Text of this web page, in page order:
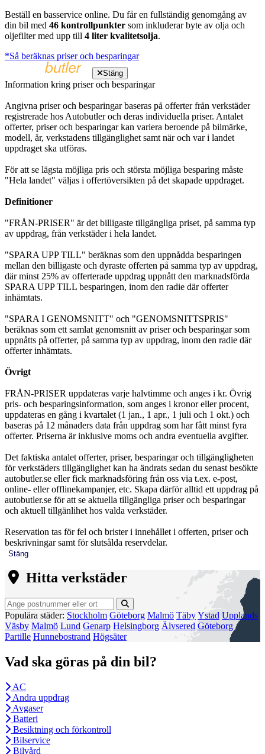
Beställ en basservice online. Du får en fullständig genomgång av
din bil med 46 kontrollpunkter som inkluderar byte av olja och
oljefilter med upp till 4 liter kvalitetsolja.
*Så beräknas priser och besparingar
Stäng
Information kring priser och besparingar
Angivna priser och besparingar baseras på offerter från verkstäder
registrerade hos Autobutler och deras individuella priser. Antalet
offerter, priser och besparingar kan variera beroende på bilmärke,
modell, år, verkstadens tillgänglighet samt när och var i landet
uppdraget ska utföras.
För att se lägsta möjliga pris och största möjliga besparing måste
"Hela landet" väljas i offertöversikten på det skapade uppdraget.
Definitioner
"FRÅN-PRISER" är det billigaste tillgängliga priset, på samma typ
av uppdrag, från verkstäder i hela landet.
"SPARA UPP TILL" beräknas som den uppnådda besparingen
mellan den billigaste och dyraste offerten på samma typ av uppdrag,
där minst 25% av offerterade uppdrag uppnått den marknadsförda
SPARA UPP TILL besparingen, inom den radie där offerter
inhämtats.
"SPARA I GENOMSNITT" och "GENOMSNITTSPRIS"
beräknas som ett samlat genomsnitt av priser och besparingar som
uppnåtts på offerter, på samma typ av uppdrag, inom den radie där
offerter inhämtats.
Övrigt
FRÅN-PRISER uppdateras varje halvtimme och anges i kr. Övrig
pris- och besparingsinformation, som anges i kronor eller procent,
uppdateras en gång i kvartalet (1 jan., 1 apr., 1 juli och 1 okt.) och
baseras på 12 månaders data från uppdrag som har fått minst fyra
offerter. Priserna är inklusive moms och andra eventuella avgifter.
Det faktiska antalet offerter, priser, besparingar och tillgängligheten
för verkstäders tillgänglighet kan ha ändrats sedan du senast besökte
autobutler.se eller fick marknadsföring från oss via t.ex. e-post,
online- eller offlinekampanjer, etc. Skapa därför alltid ett uppdrag på
autobutler.se för att se aktuella tillgängliga priser och besparingar
och aktuell tillgänlihet hos valda verkstäder.
Reservation tas för fel och brister i innehållet i offerten, priser och
beskrivningar samt för slutsålda reservdelar.
Stäng
Hitta verkstäder
Populära städer: Stockholm Göteborg Malmö TäbyYstad Upplands
Väsby Malmö Lund Genarp Helsingborg Älvsered Göteborg
Partille Hunnebostrand Högsäter
Vad ska göras på din bil?
AC
Andra uppdrag
Avgaser
Batteri
Besiktning och förkontroll
Bilservice
Bilvård